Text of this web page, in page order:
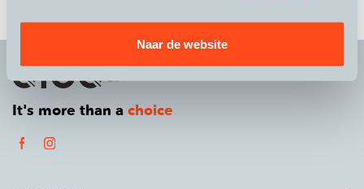
Naar de website
It's more than a choice